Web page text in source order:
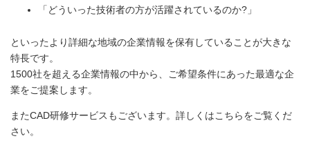
「どういった技術者の方が活躍されているのか?」
といったより詳細な地域の企業情報を保有していることが大きな
特長です。
1500社を超える企業情報の中から、ご希望条件にあった最適な企
業をご提案します。
またCAD研修サービスもございます。詳しくはこちらをご覧くだ
さい。